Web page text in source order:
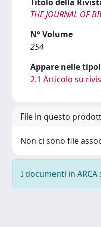
THE JOURNAL OF
N° Volume
254
Appare nelle
2.1 Articolo su
File in questo
Non ci sono file
I documenti in